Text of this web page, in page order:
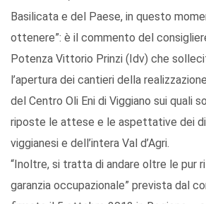
Basilicata e del Paese, in questo
ottenere”: è il commento del
Potenza Vittorio Prinzi (Idv) che
l’apertura dei cantieri della
del Centro Oli Eni di Viggiano sui quali
riposte le attese e le aspettative dei
viggianesi e dell’intera Val d’Agri.
“Inoltre, si tratta di andare oltre le pur
garanzia occupazionale” prevista dal